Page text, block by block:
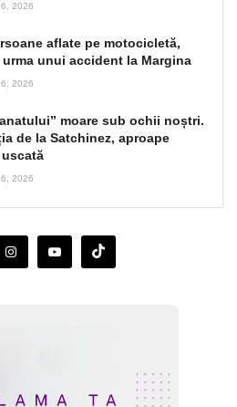
2026
aflate pe motocicletă,
unui accident la Margina
2026
moare sub ochii noștri.
de la Satchinez, aproape
2026